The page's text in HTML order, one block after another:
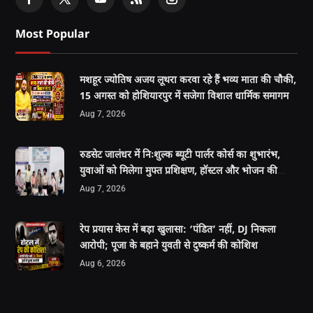
Most Popular
मशहूर ज्योतिष अजय लूथरा करवा रहे हैं भव्य माता की चौकी,
15 अगस्त को होशियारपुर में सजेगा विशाल धार्मिक समागम
Aug 7, 2026
रुडसेट जालंधर में निःशुल्क ब्यूटी पार्लर कोर्स का शुभारंभ,
युवाओं को मिलेगा मुफ्त प्रशिक्षण, हॉस्टल और भोजन की
सुविधा
Aug 7, 2026
रेप प्रयास केस में बड़ा खुलासा: ‘पंडित’ नहीं, DJ निकला
आरोपी; पूजा के बहाने युवती से दुष्कर्म की कोशिश
Aug 6, 2026